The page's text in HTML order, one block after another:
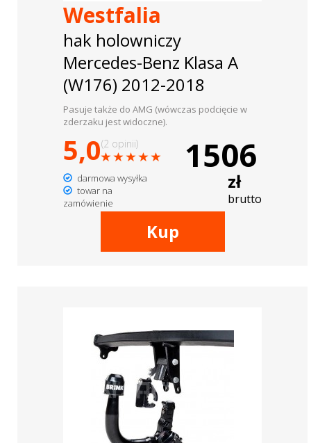
Westfalia
hak holowniczy
Mercedes-Benz Klasa A
(W176) 2012-2018
Pasuje także do AMG (wówczas podcięcie w
zderzaku jest widoczne).
5,0(2 opinii)
darmowa wysyłka
towar na
zamówienie
1506
zł
brutto
Kup